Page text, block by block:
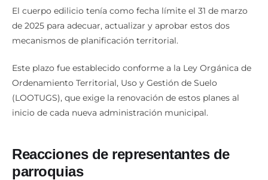
El cuerpo edilicio tenía como fecha límite el 31 de marzo
de 2025 para adecuar, actualizar y aprobar estos dos
mecanismos de planificación territorial.
Este plazo fue establecido conforme a la Ley Orgánica de
Ordenamiento Territorial, Uso y Gestión de Suelo
(LOOTUGS), que exige la renovación de estos planes al
inicio de cada nueva administración municipal.
Reacciones de representantes de
parroquias